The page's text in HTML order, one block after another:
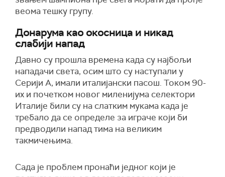
веома тешку групу.
Донарума као окосница и никад
слабији напад
Давно су прошла времена када су најбољи
нападачи света, осим што су наступали у
Серији А, имали италијански пасош. Током 90-
их и почетком новог миленијума селектори
Италије били су на слатким мукама када је
требало да се определе за играче који би
предводили напад тима на великим
такмичењима.
Сада је проблем пронаћи једног који је